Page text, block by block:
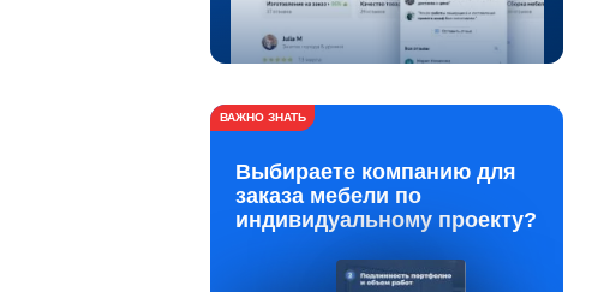
ВАЖНО ЗНАТЬ
Выбираете компанию для
заказа мебели по
индивидуальному проекту?